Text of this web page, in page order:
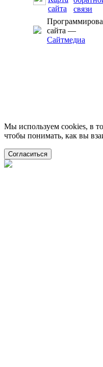
сайта —
Сайтмедиа
Мы используем cookies, в
чтобы понимать, как вы
Согласиться